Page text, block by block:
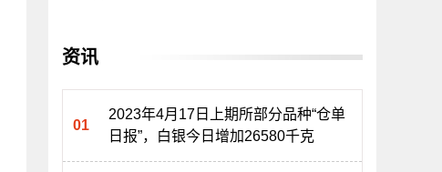
资讯
2023年4月17日上期所部分品种“仓单
日报”，白银今日增加26580千克